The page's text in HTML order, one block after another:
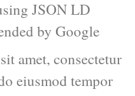
JSON LD
by Google
amet, consectetur
eiusmod tempor